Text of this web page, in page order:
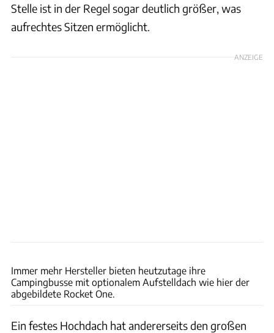
Stelle ist in der Regel sogar deutlich größer, was
aufrechtes Sitzen ermöglicht.
ANZEIGE
Immer mehr Hersteller bieten heutzutage ihre
Campingbusse mit optionalem Aufstelldach wie hier der
abgebildete Rocket One.
Ein festes Hochdach hat andererseits den großen